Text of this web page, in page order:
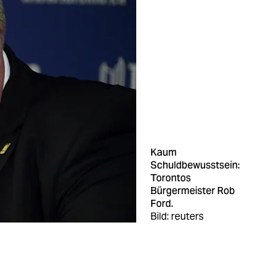
Kaum
Schuldbewusstsein:
Torontos
Bürgermeister Rob
Ford.
Bild: reuters